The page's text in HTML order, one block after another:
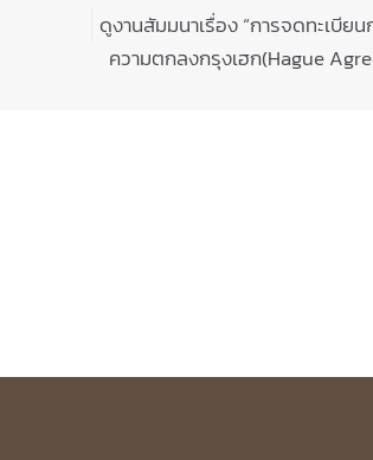
ดูงานสัมมนาเรื่อง “การจดทะเบี
ความตกลงกรุงเฮก(Hague